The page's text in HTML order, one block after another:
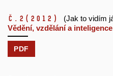
č.2 (2012)
(Jak to vidím
Vědění, vzdělání a inteligence
PDF